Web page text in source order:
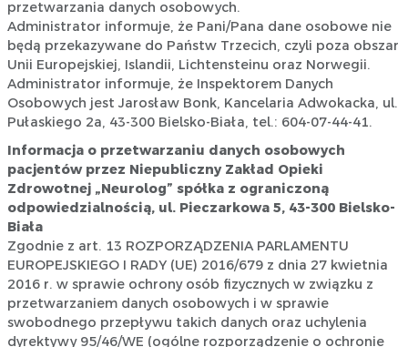
przetwarzania danych osobowych.
Administrator informuje, że Pani/Pana dane osobowe nie
będą przekazywane do Państw Trzecich, czyli poza obszar
Unii Europejskiej, Islandii, Lichtensteinu oraz Norwegii.
Administrator informuje, że Inspektorem Danych
Osobowych jest Jarosław Bonk, Kancelaria Adwokacka, ul.
Pułaskiego 2a, 43-300 Bielsko-Biała, tel.: 604-07-44-41.
Informacja o przetwarzaniu danych osobowych
pacjentów przez Niepubliczny Zakład Opieki
Zdrowotnej „Neurolog” spółka z ograniczoną
odpowiedzialnością, ul. Pieczarkowa 5, 43-300 Bielsko-
Biała
Zgodnie z art. 13 ROZPORZĄDZENIA PARLAMENTU
EUROPEJSKIEGO I RADY (UE) 2016/679 z dnia 27 kwietnia
2016 r. w sprawie ochrony osób fizycznych w związku z
przetwarzaniem danych osobowych i w sprawie
swobodnego przepływu takich danych oraz uchylenia
dyrektywy 95/46/WE (ogólne rozporządzenie o ochronie